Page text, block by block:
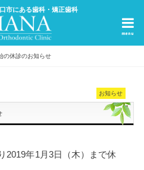
市にある歯科・矯正歯科
menu
休診のお知らせ
お知らせ
2019年1月3日（木）まで休